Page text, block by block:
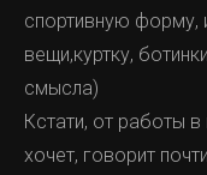
спортивную форму,
вещи,куртку,
смысла)
Кстати, от работы в
хочет, говорит